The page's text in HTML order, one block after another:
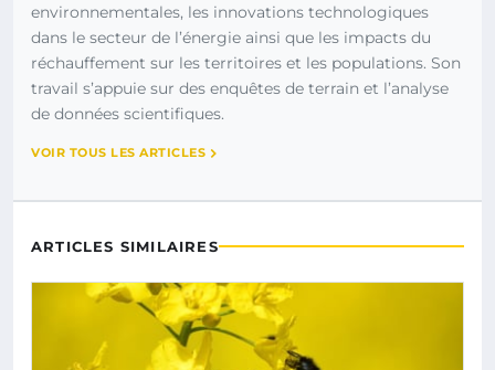
environnementales, les innovations technologiques
dans le secteur de l’énergie ainsi que les impacts du
réchauffement sur les territoires et les populations. Son
travail s’appuie sur des enquêtes de terrain et l’analyse
de données scientifiques.
VOIR TOUS LES ARTICLES
ARTICLES SIMILAIRES